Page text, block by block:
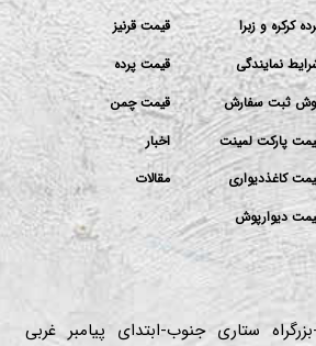
کرکره و زبرا
نمایندگی
ثبت سفارش
پارکت لمینت
کاغذدیواری
دیوارپوش
قیمت قرنیز
قیمت پرده
قیمت چمن
اخبار
مقالات
ستاری جنوب-ابتدای پیامبر غربی